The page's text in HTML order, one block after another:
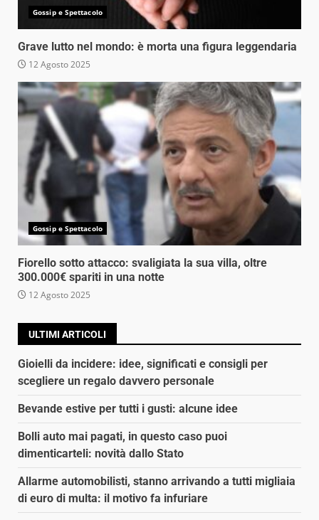
Gossip e Spettacolo
Grave lutto nel mondo: è morta una figura leggendaria
12 Agosto 2025
Gossip e Spettacolo
Fiorello sotto attacco: svaligiata la sua villa, oltre
300.000€ spariti in una notte
12 Agosto 2025
ULTIMI ARTICOLI
Gioielli da incidere: idee, significati e consigli per
scegliere un regalo davvero personale
Bevande estive per tutti i gusti: alcune idee
Bolli auto mai pagati, in questo caso puoi
dimenticarteli: novità dallo Stato
Allarme automobilisti, stanno arrivando a tutti migliaia
di euro di multa: il motivo fa infuriare